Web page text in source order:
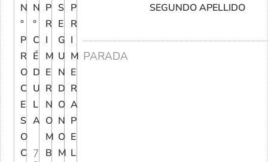
N
°
P
R
O
C
E
S
O
C
N
°
C
É
D
U
L
A
7
P
R
I
M
E
R
N
O
M
B
S
E
G
U
N
D
O
N
O
M
P
R
I
M
E
R
A
P
E
L
SEGUNDO APELLIDO
PARADA